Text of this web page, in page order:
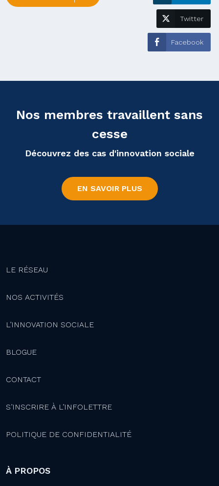
Twitter
Facebook
Nos membres travaillent sans
cesse
Découvrez des cas d'innovation sociale
EN SAVOIR PLUS
LE RÉSEAU
NOS ACTIVITÉS
L’INNOVATION SOCIALE
BLOGUE
CONTACT
S’INSCRIRE À L’INFOLETTRE
POLITIQUE DE CONFIDENTIALITÉ
À PROPOS